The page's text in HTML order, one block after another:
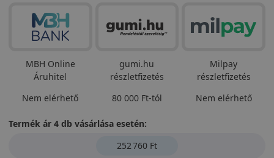
MBH Online
Áruhitel
Nem elérhető
gumi.hu
részletfizetés
80 000 Ft-tól
Milpay
részletfizetés
Nem elérhető
Termék ár 4 db vásárlása esetén:
252 760 Ft